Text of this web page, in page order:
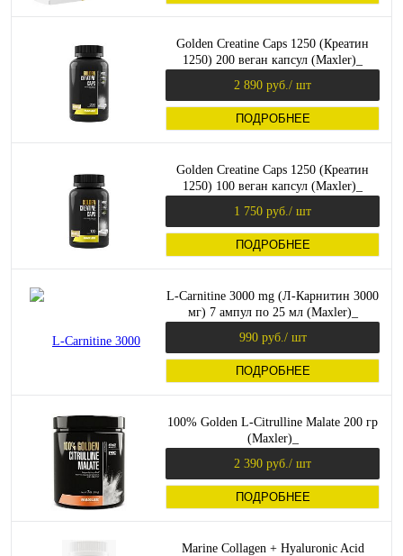
Golden Creatine Caps 1250 (Креатин
1250) 200 веган капсул (Maxler)_
2 890 руб. / шт
ПОДРОБНЕЕ
Golden Creatine Caps 1250 (Креатин
1250) 100 веган капсул (Maxler)_
1 750 руб. / шт
ПОДРОБНЕЕ
L-Carnitine 3000 mg (Л-Карнитин 3000
мг) 7 ампул по 25 мл (Maxler)_
990 руб. / шт
ПОДРОБНЕЕ
100% Golden L-Citrulline Malate 200 гр
(Maxler)_
2 390 руб. / шт
ПОДРОБНЕЕ
Marine Collagen + Hyaluronic Acid